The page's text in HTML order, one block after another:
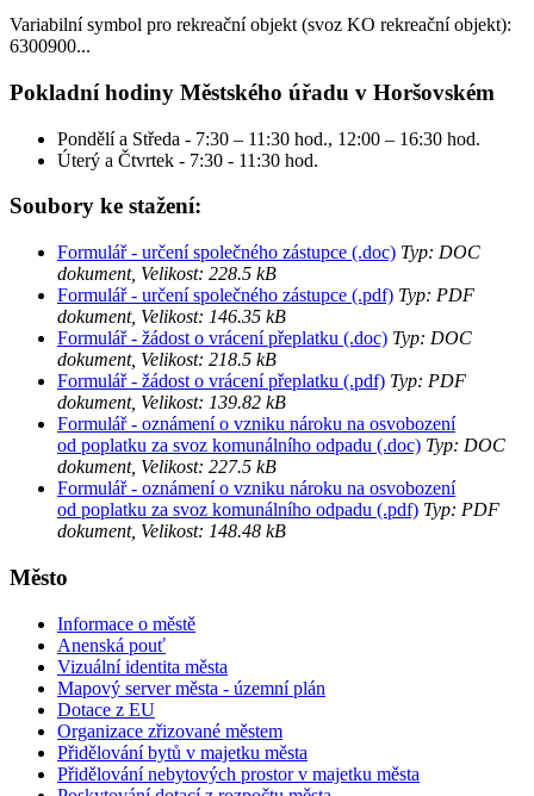
Variabilní symbol pro rekreační objekt (svoz KO rekreační objekt):
6300900...
Pokladní hodiny Městského úřadu v Horšovském
Pondělí a Středa - 7:30 – 11:30 hod., 12:00 – 16:30 hod.
Úterý a Čtvrtek - 7:30 - 11:30 hod.
Soubory ke stažení:
Formulář - určení společného zástupce (.doc) Typ: DOC
dokument, Velikost: 228.5 kB
Formulář - určení společného zástupce (.pdf) Typ: PDF
dokument, Velikost: 146.35 kB
Formulář - žádost o vrácení přeplatku (.doc) Typ: DOC
dokument, Velikost: 218.5 kB
Formulář - žádost o vrácení přeplatku (.pdf) Typ: PDF
dokument, Velikost: 139.82 kB
Formulář - oznámení o vzniku nároku na osvobození
od poplatku za svoz komunálního odpadu (.doc) Typ: DOC
dokument, Velikost: 227.5 kB
Formulář - oznámení o vzniku nároku na osvobození
od poplatku za svoz komunálního odpadu (.pdf) Typ: PDF
dokument, Velikost: 148.48 kB
Město
Informace o městě
Anenská pouť
Vizuální identita města
Mapový server města - územní plán
Dotace z EU
Organizace zřizované městem
Přidělování bytů v majetku města
Přidělování nebytových prostor v majetku města